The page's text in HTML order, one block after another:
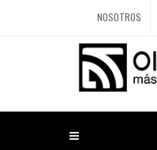
NOSOTROS